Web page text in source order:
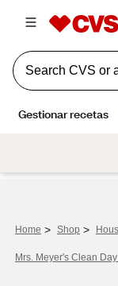
Home > Shop >
Mrs. Meyer's Clean